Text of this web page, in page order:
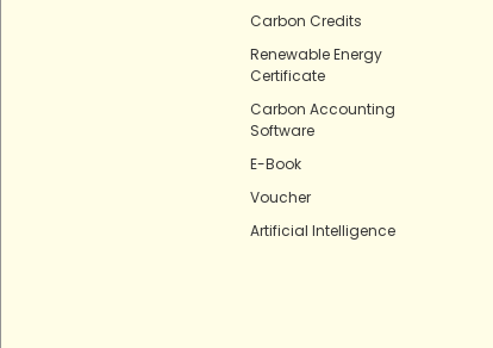
Carbon Credits
Renewable Energy
Certificate
Carbon Accounting
Software
E-Book
Voucher
Artificial Intelligence